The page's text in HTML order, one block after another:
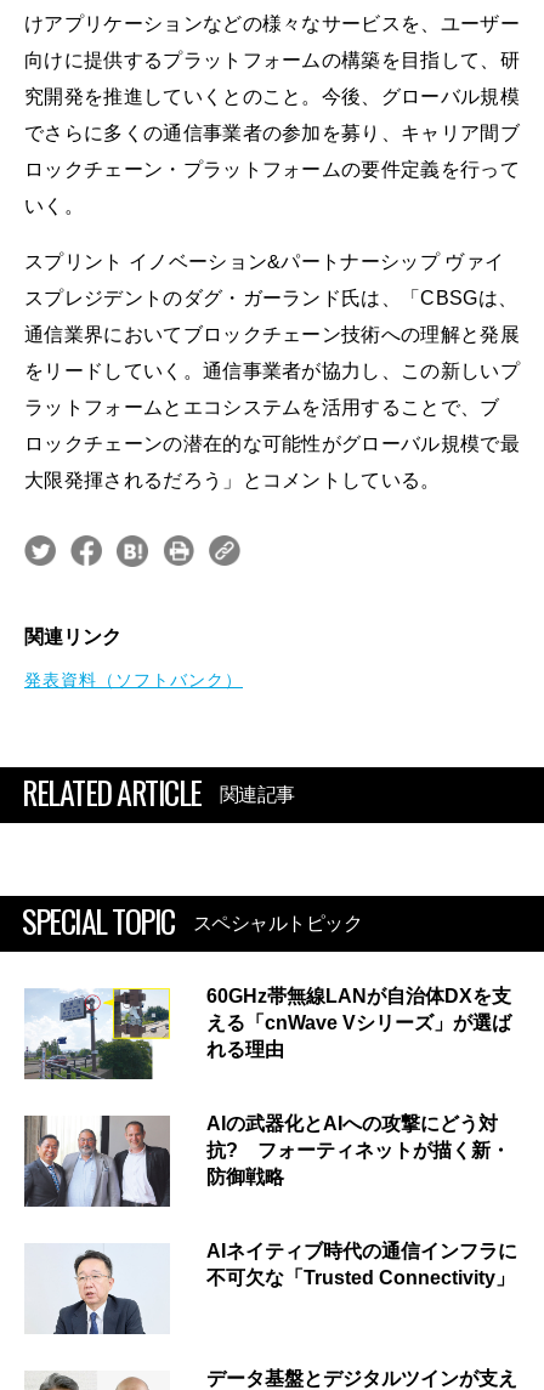
けアプリケーションなどの様々なサービスを、ユーザー
向けに提供するプラットフォームの構築を目指して、研
究開発を推進していくとのこと。今後、グローバル規模
でさらに多くの通信事業者の参加を募り、キャリア間ブ
ロックチェーン・プラットフォームの要件定義を行って
いく。
スプリント イノベーション&パートナーシップ ヴァイ
スプレジデントのダグ・ガーランド氏は、「CBSGは、
通信業界においてブロックチェーン技術への理解と発展
をリードしていく。通信事業者が協力し、この新しいプ
ラットフォームとエコシステムを活用することで、ブ
ロックチェーンの潜在的な可能性がグローバル規模で最
大限発揮されるだろう」とコメントしている。
関連リンク
発表資料（ソフトバンク）
RELATED ARTICLE 関連記事
SPECIAL TOPIC スペシャルトピック
60GHz帯無線LANが自治体DXを支
える「cnWave Vシリーズ」が選ば
れる理由
AIの武器化とAIへの攻撃にどう対
抗? フォーティネットが描く新・
防御戦略
AIネイティブ時代の通信インフラに
不可欠な「Trusted Connectivity」
データ基盤とデジタルツインが支え